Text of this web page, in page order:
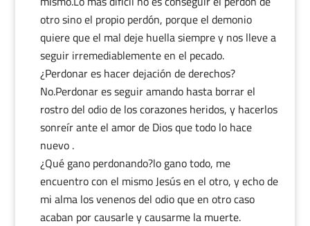
otro sino el propio perdón, porque el demonio
quiere que el mal deje huella siempre y nos lleve a
seguir irremediablemente en el pecado.
¿Perdonar es hacer dejación de derechos?
No.Perdonar es seguir amando hasta borrar el
rostro del odio de los corazones heridos, y hacerlos
sonreír ante el amor de Dios que todo lo hace
nuevo .
¿Qué gano perdonando?lo gano todo, me
encuentro con el mismo Jesús en el otro, y echo de
mi alma los venenos del odio que en otro caso
acaban por causarle y causarme la muerte.